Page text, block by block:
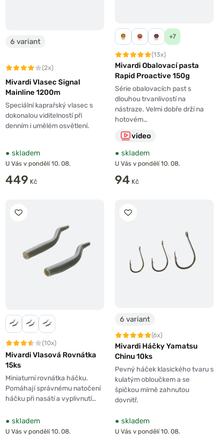
6 variant
(2x)
Mivardi Vlasec Signal
Mainline 1200m
Speciální kaprařský vlasec s
dokonalou viditelností při
denním i umělém osvětlení.
● skladem
U Vás v pondělí 10. 08.
449 Kč
+7
(13x)
Mivardi Obalovací pasta
Rapid Proactive 150g
Série obalovacích past s
dlouhou trvanlivostí na
nástraze. Velmi dobře drží na
hotovém…
video
● skladem
U Vás v pondělí 10. 08.
94 Kč
(10x)
Mivardi Vlasová Rovnátka
15ks
Miniaturní rovnátka háčku.
Pomáhají správnému natočení
háčku při nasátí a vyplivnutí…
● skladem
U Vás v pondělí 10. 08.
6 variant
(6x)
Mivardi Háčky Yamatsu
Chinu 10ks
Pevný háček klasického tvaru s
kulatým obloučkem a se
špičkou mírně zahnutou
dovnitř.
● skladem
U Vás v pondělí 10. 08.